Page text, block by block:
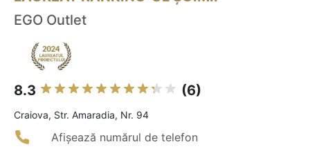
EGO Outlet
8.3 (6)
Craiova, Str. Amaradia, Nr. 94
Afișează numărul de telefon